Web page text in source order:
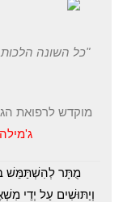
"כל השונה
מוקדש לרפואת
ג'מילה
מֻתָּר לְהִשְׁתַּמֵּשׁ
וְיַתּוּשִׁים עַל יְדֵי